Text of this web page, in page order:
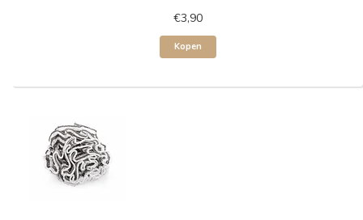
€3,90
Kopen